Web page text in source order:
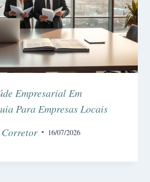
Empresarial Em
Para Empresas Locais
16/07/2026